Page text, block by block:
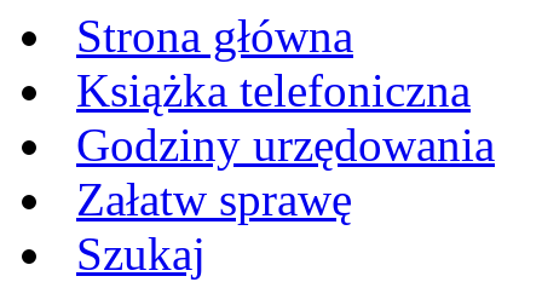
Strona główna
Książka telefoniczna
Godziny urzędowania
Załatw sprawę
Szukaj